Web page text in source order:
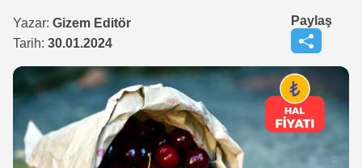
Yazar: Gizem Editör
Tarih: 30.01.2024
Paylaş